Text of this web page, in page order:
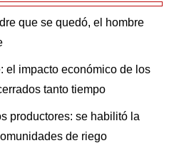
que se quedó, el hombre
el impacto económico de los
tanto tiempo
productores: se habilitó la
de riego